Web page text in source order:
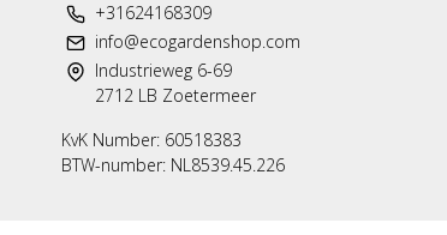
+31624168309
info@ecogardenshop.com
Industrieweg 6-69
2712 LB Zoetermeer
KvK Number: 60518383
BTW-number: NL8539.45.226